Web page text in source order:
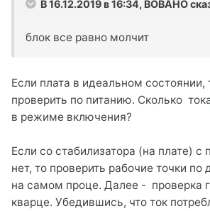
В 16.12.2019 в 16:34, BOBAHO
блок все равно молчит
Если плата в идеальном состоянии,
проверить по питанию. Сколько
в режиме включения?
Если со стабилизатора (на плате) с
нет, то проверить рабочие точки по
на самом проце. Далее - проверка
кварце. Убедившись, что ток